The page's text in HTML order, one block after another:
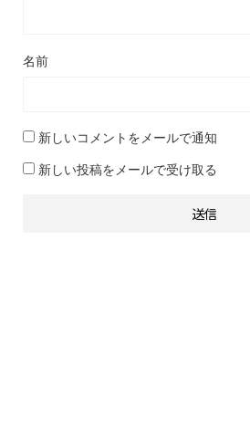
名前
新しいコメントをメールで通知
新しい投稿をメールで受け取る